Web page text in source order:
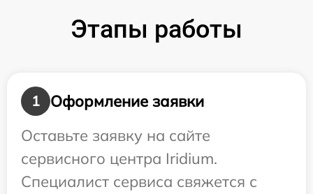
Этапы работы
1
Оформление заявки
Оставьте заявку на сайте
сервисного центра Iridium.
Специалист сервиса свяжется с